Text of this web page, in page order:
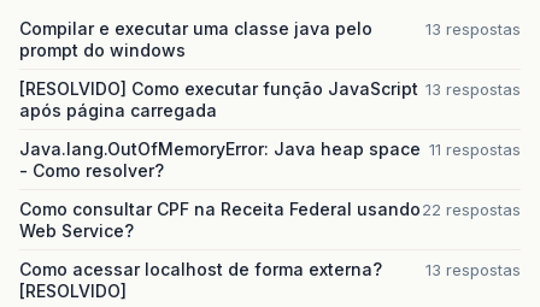
Compilar e executar uma classe java pelo
prompt do windows
13 respostas
[RESOLVIDO] Como executar função JavaScript
após página carregada
13 respostas
Java.lang.OutOfMemoryError: Java heap space
- Como resolver?
11 respostas
Como consultar CPF na Receita Federal usando
Web Service?
22 respostas
Como acessar localhost de forma externa?
[RESOLVIDO]
13 respostas